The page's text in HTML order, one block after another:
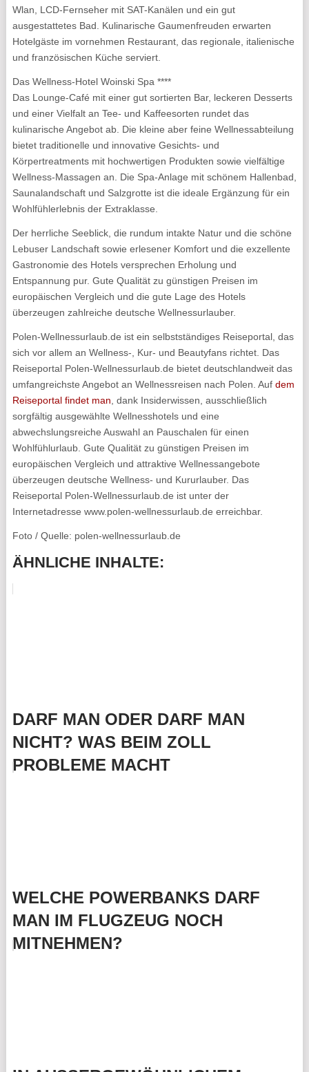
Wlan, LCD-Fernseher mit SAT-Kanälen und ein gut
ausgestattetes Bad. Kulinarische Gaumenfreuden erwarten
Hotelgäste im vornehmen Restaurant, das regionale, italienische
und französischen Küche serviert.
Das Wellness-Hotel Woinski Spa ****
Das Lounge-Café mit einer gut sortierten Bar, leckeren Desserts
und einer Vielfalt an Tee- und Kaffeesorten rundet das
kulinarische Angebot ab. Die kleine aber feine Wellnessabteilung
bietet traditionelle und innovative Gesichts- und
Körpertreatments mit hochwertigen Produkten sowie vielfältige
Wellness-Massagen an. Die Spa-Anlage mit schönem Hallenbad,
Saunalandschaft und Salzgrotte ist die ideale Ergänzung für ein
Wohlfühlerlebnis der Extraklasse.
Der herrliche Seeblick, die rundum intakte Natur und die schöne
Lebuser Landschaft sowie erlesener Komfort und die exzellente
Gastronomie des Hotels versprechen Erholung und
Entspannung pur. Gute Qualität zu günstigen Preisen im
europäischen Vergleich und die gute Lage des Hotels
überzeugen zahlreiche deutsche Wellnessurlauber.
Polen-Wellnessurlaub.de ist ein selbstständiges Reiseportal, das
sich vor allem an Wellness-, Kur- und Beautyfans richtet. Das
Reiseportal Polen-Wellnessurlaub.de bietet deutschlandweit das
umfangreichste Angebot an Wellnessreisen nach Polen. Auf dem
Reiseportal findet man , dank Insiderwissen, ausschließlich
sorgfältig ausgewählte Wellnesshotels und eine
abwechslungsreiche Auswahl an Pauschalen für einen
Wohlfühlurlaub. Gute Qualität zu günstigen Preisen im
europäischen Vergleich und attraktive Wellnessangebote
überzeugen deutsche Wellness- und Kururlauber. Das
Reiseportal Polen-Wellnessurlaub.de ist unter der
Internetadresse www.polen-wellnessurlaub.de erreichbar.
Foto / Quelle: polen-wellnessurlaub.de
ÄHNLICHE INHALTE:
DARF MAN ODER DARF MAN
NICHT? WAS BEIM ZOLL
PROBLEME MACHT
WELCHE POWERBANKS DARF
MAN IM FLUGZEUG NOCH
MITNEHMEN?